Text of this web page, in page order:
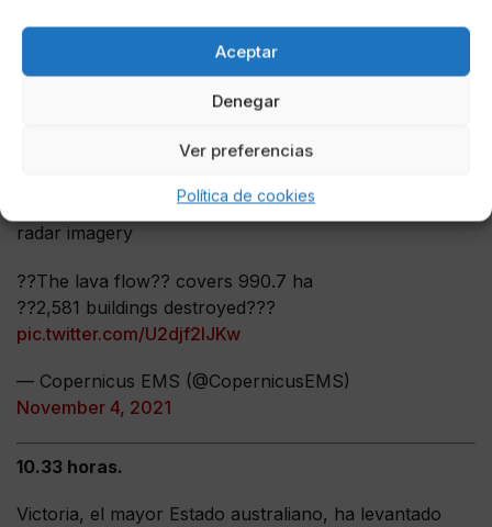
Aceptar
Denegar
Ver preferencias
Política de cookies
#ErupciónLaPalma #CumbreVieja
#RapidMappingTeamhas released its 4?4?th
@ASI_spazioCOSMO-SkyMed ??
radar imagery
??The lava flow?? covers 990.7 ha
??2,581 buildings destroyed???
pic.twitter.com/U2djf2IJKw
— Copernicus EMS (@CopernicusEMS)
November 4, 2021
10.33 horas.
Victoria, el mayor Estado australiano, ha levantado